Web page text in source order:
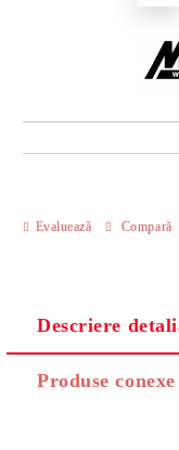
Evaluează Compară
Descriere
Produse conexe